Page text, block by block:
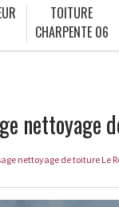
TOITURE
CHARPENTE 06
nettoyage
nettoyage de toiture Le